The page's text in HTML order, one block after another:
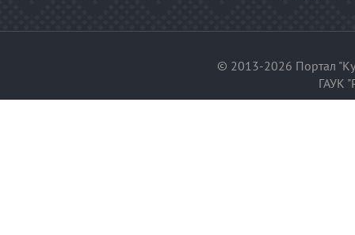
© 2013-2026 Портал
ГАУК